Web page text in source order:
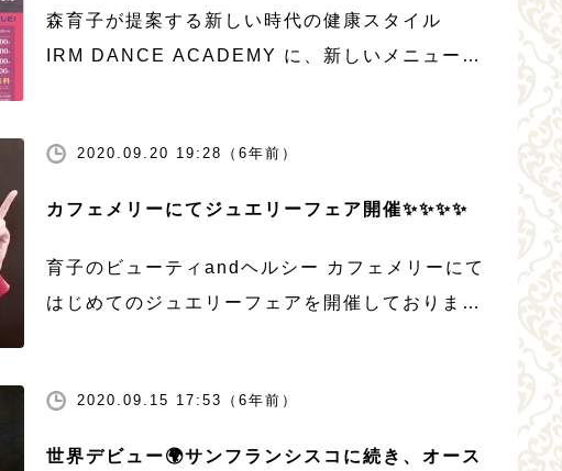
森育子が提案する新しい時代の健康スタイル
IRM DANCE ACADEMY に、新しいメニューが
DAN […]
2020.09.20 19:28（6年前）
カフェメリーにてジュエリーフェア開催✨✨✨✨
育子のビューティandヘルシー カフェメリーにて
はじめてのジュエリーフェアを開催しておりまし
ただきました。 パールというと価格 […]
2020.09.15 17:53（6年前）
世界デビュー🌍サンフランシスコに続き、オース